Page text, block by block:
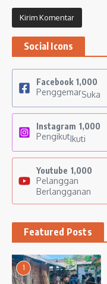
Social Icons
Facebook 1,000
PenggemarSuka
Instagram 1,000
PengikutIkuti
Youtube 1,000
Pelanggan
Berlangganan
Featured Posts
1